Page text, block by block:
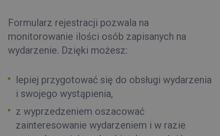
Formularz rejestracji pozwala na
monitorowanie ilości osób zapisanych na
wydarzenie. Dzięki możesz:
lepiej przygotować się do obsługi wydarzenia
i swojego wystąpienia,
z wyprzedzeniem oszacować
zainteresowanie wydarzeniem i w razie